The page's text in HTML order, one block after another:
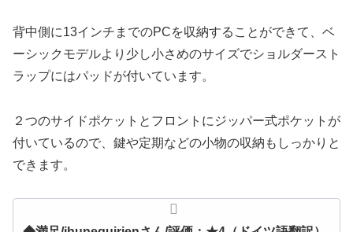
背中側に13インチまでのPCを収納することができて、ベ
ーシックモデルより少し小さめのサイズでショルダースト
ラップにはパッドが付いています。
２つのサイドポケットとフロントにジッパー式ポケットが
付いているので、鍵や定期などの小物の収納もしっかりと
できます。